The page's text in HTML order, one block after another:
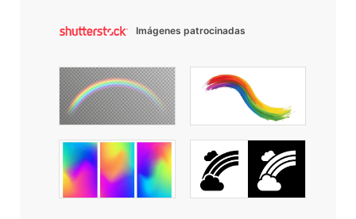
Imágenes patrocinadas